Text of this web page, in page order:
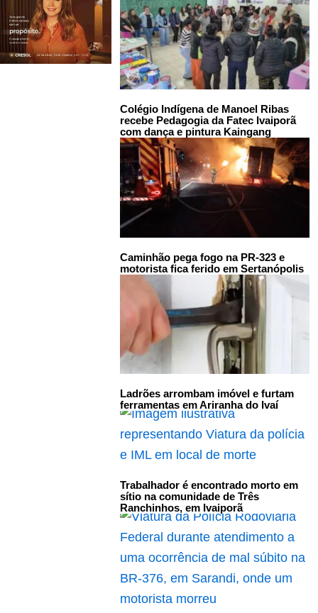
Colégio Indígena de Manoel Ribas
recebe Pedagogia da Fatec Ivaiporã
com dança e pintura Kaingang
Caminhão pega fogo na PR-323 e
motorista fica ferido em Sertanópolis
Ladrões arrombam imóvel e furtam
ferramentas em Ariranha do Ivaí
Trabalhador é encontrado morto em
sítio na comunidade de Três
Ranchinhos, em Ivaiporã